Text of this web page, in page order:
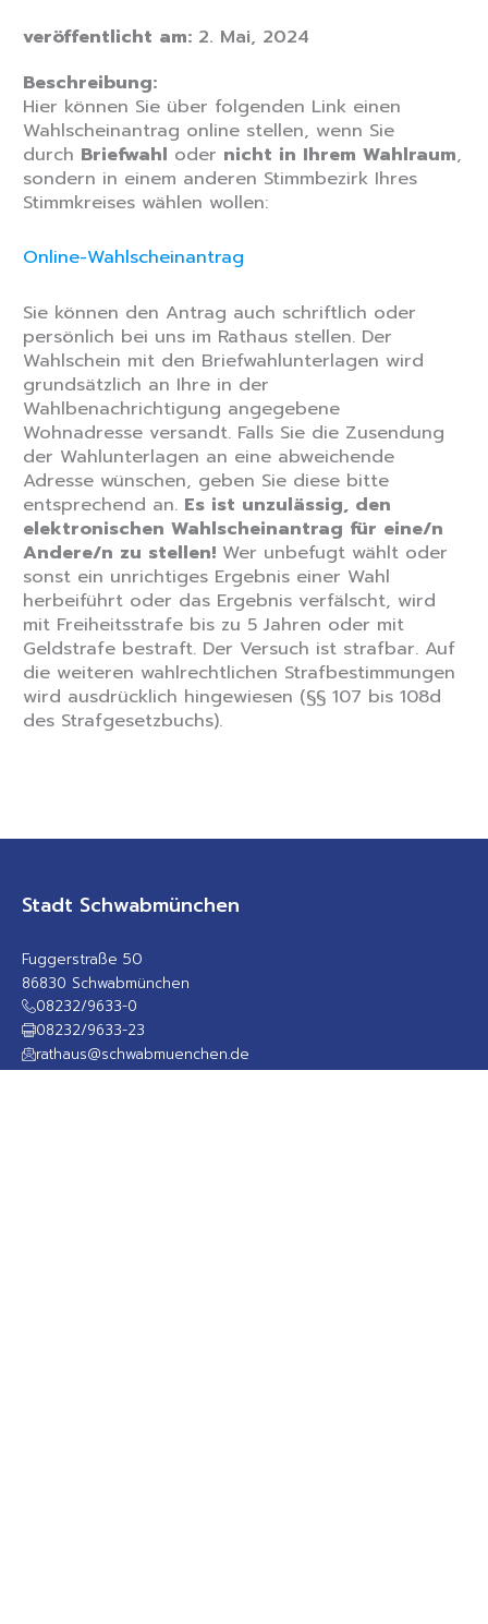
veröffentlicht am:2. Mai, 2024
Beschreibung:
Hier können Sie über folgenden Link einen
Wahlscheinantrag online stellen, wenn Sie
durch Briefwahl oder nicht in Ihrem Wahlraum,
sondern in einem anderen Stimmbezirk Ihres
Stimmkreises wählen wollen:
Online-Wahlscheinantrag
Sie können den Antrag auch schriftlich oder
persönlich bei uns im Rathaus stellen. Der
Wahlschein mit den Briefwahlunterlagen wird
grundsätzlich an Ihre in der
Wahlbenachrichtigung angegebene
Wohnadresse versandt. Falls Sie die Zusendung
der Wahlunterlagen an eine abweichende
Adresse wünschen, geben Sie diese bitte
entsprechend an. Es ist unzulässig, den
elektronischen Wahlscheinantrag für eine/n
Andere/n zu stellen!Wer unbefugt wählt oder
sonst ein unrichtiges Ergebnis einer Wahl
herbeiführt oder das Ergebnis verfälscht, wird
mit Freiheitsstrafe bis zu 5 Jahren oder mit
Geldstrafe bestraft. Der Versuch ist strafbar. Auf
die weiteren wahlrechtlichen Strafbestimmungen
wird ausdrücklich hingewiesen (§§ 107 bis 108d
des Strafgesetzbuchs).
Stadt Schwabmünchen
Fuggerstraße 50
86830 Schwabmünchen
08232/9633-0
08232/9633-23
rathaus@schwabmuenchen.de